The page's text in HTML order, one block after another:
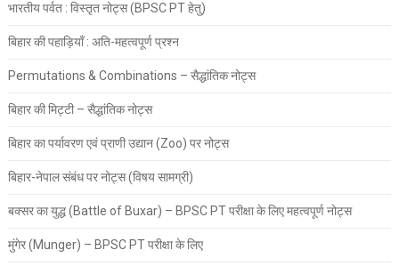
भारतीय पर्वत : विस्तृत नोट्स (BPSC PT हेतु)
बिहार की पहाड़ियाँ : अति-महत्वपूर्ण प्रश्न
Permutations & Combinations – सैद्धांतिक नोट्स
बिहार की मिट्टी – सैद्धांतिक नोट्स
बिहार का पर्यावरण एवं प्राणी उद्यान (Zoo) पर नोट्स
बिहार-नेपाल संबंध पर नोट्स (विषय सामग्री)
बक्सर का युद्ध (Battle of Buxar) – BPSC PT परीक्षा के लिए महत्वपूर्ण नोट्स
मुंगेर (Munger) – BPSC PT परीक्षा के लिए